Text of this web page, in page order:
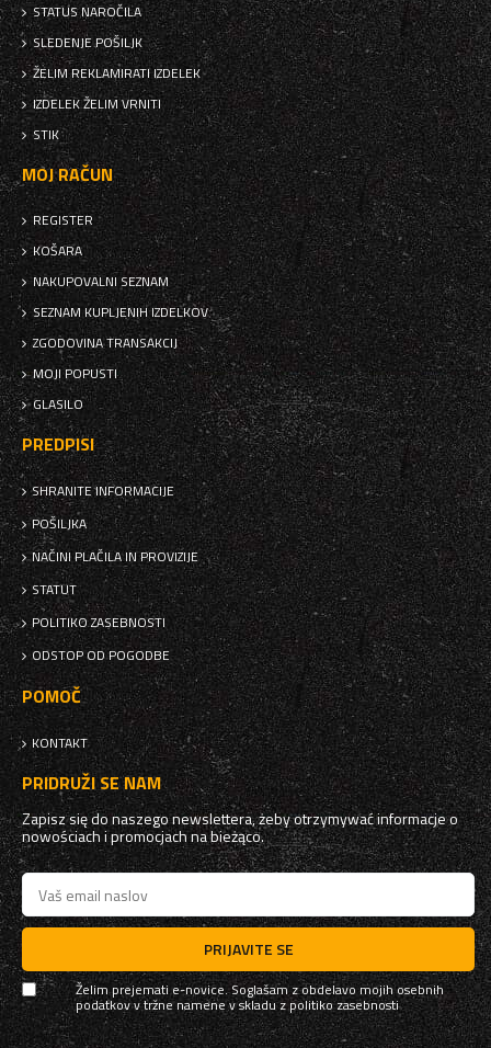
STATUS NAROČILA
SLEDENJE POŠILJK
ŽELIM REKLAMIRATI IZDELEK
IZDELEK ŽELIM VRNITI
STIK
MOJ RAČUN
REGISTER
KOŠARA
NAKUPOVALNI SEZNAM
SEZNAM KUPLJENIH IZDELKOV
ZGODOVINA TRANSAKCIJ
MOJI POPUSTI
GLASILO
PREDPISI
SHRANITE INFORMACIJE
POŠILJKA
NAČINI PLAČILA IN PROVIZIJE
STATUT
POLITIKO ZASEBNOSTI
ODSTOP OD POGODBE
POMOČ
KONTAKT
PRIDRUŽI SE NAM
Zapisz się do naszego newslettera, żeby otrzymywać informacje o
nowościach i promocjach na bieżąco.
PRIJAVITE SE
Želim prejemati e-novice. Soglašam z obdelavo mojih osebnih
podatkov v tržne namene v skladu zpolitiko zasebnosti